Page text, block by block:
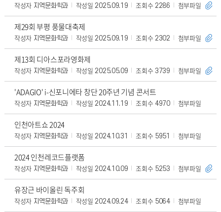
작성자 지역문화학과 작성일 2025.09.19 조회수 2286 첨부파일
제29회 부평 풍물대축제
작성자 지역문화학과 작성일 2025.09.19 조회수 2302 첨부파일
제13회 디아스포라영화제
작성자 지역문화학과 작성일 2025.05.09 조회수 3739 첨부파일
'ADAGIO' i-신포니에타 창단 20주년 기념 콘서트
작성자 지역문화학과 작성일 2024.11.19 조회수 4970 첨부파일
인천아트쇼 2024
작성자 지역문화학과 작성일 2024.10.31 조회수 5951 첨부파일
2024 인천레코드플랫폼
작성자 지역문화학과 작성일 2024.10.09 조회수 5253 첨부파일
유장근 바이올린 독주회
작성자 지역문화학과 작성일 2024.09.24 조회수 5064 첨부파일